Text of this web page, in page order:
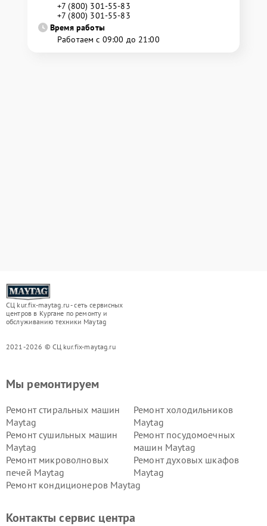
+7 (800) 301-55-83
+7 (800) 301-55-83
Время работы
Работаем с 09:00 до 21:00
СЦ kur.fix-maytag.ru - сеть сервисных
центров в Кургане по ремонту и
обслуживанию техники Maytag
2021-2026 © СЦ kur.fix-maytag.ru
Мы ремонтируем
Ремонт стиральных машин
Maytag
Ремонт холодильников
Maytag
Ремонт сушильных машин
Maytag
Ремонт посудомоечных
машин Maytag
Ремонт микроволновых
печей Maytag
Ремонт духовых шкафов
Maytag
Ремонт кондиционеров Maytag
Контакты сервис центра